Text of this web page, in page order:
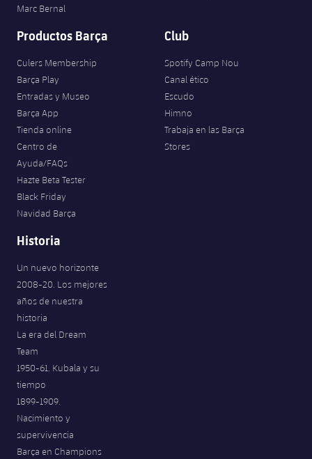
Marc Bernal
Productos Barça
Culers Membership
Barça Play
Entradas y Museo
Barça App
Tienda online
Centro de
Ayuda/FAQs
Hazte Beta Tester
Black Friday
Navidad Barça
Club
Spotify Camp Nou
Canal ético
Escudo
Himno
Trabaja en las Barça
Stores
Historia
Un nuevo horizonte
2008-20. Los mejores
años de nuestra
historia
La era del Dream
Team
1950-61. Kubala y su
tiempo
1899-1909.
Nacimiento y
supervivencia
Barça en Champions